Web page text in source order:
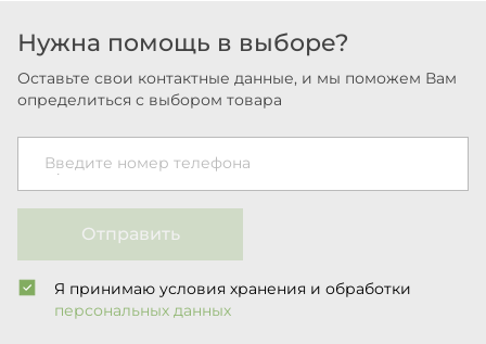
Нужна помощь в выборе?
Оставьте свои контактные данные, и мы поможем Вам
определиться с выбором товара
Введите номер телефона
Отправить
Я принимаю условия хранения и обработки
персональных данных